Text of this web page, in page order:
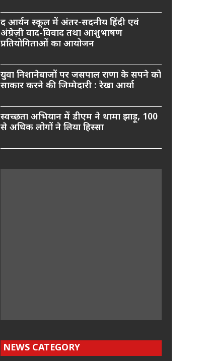
द आर्यन स्कूल में अंतर-सदनीय हिंदी एवं
अंग्रेज़ी वाद-विवाद तथा आशुभाषण
प्रतियोगिताओं का आयोजन
युवा निशानेबाजों पर जसपाल राणा के सपने को
साकार करने की जिम्मेदारी : रेखा आर्या
स्वच्छता अभियान में डीएम ने थामा झाड़ू, 100
से अधिक लोगों ने लिया हिस्सा
NEWS CATEGORY